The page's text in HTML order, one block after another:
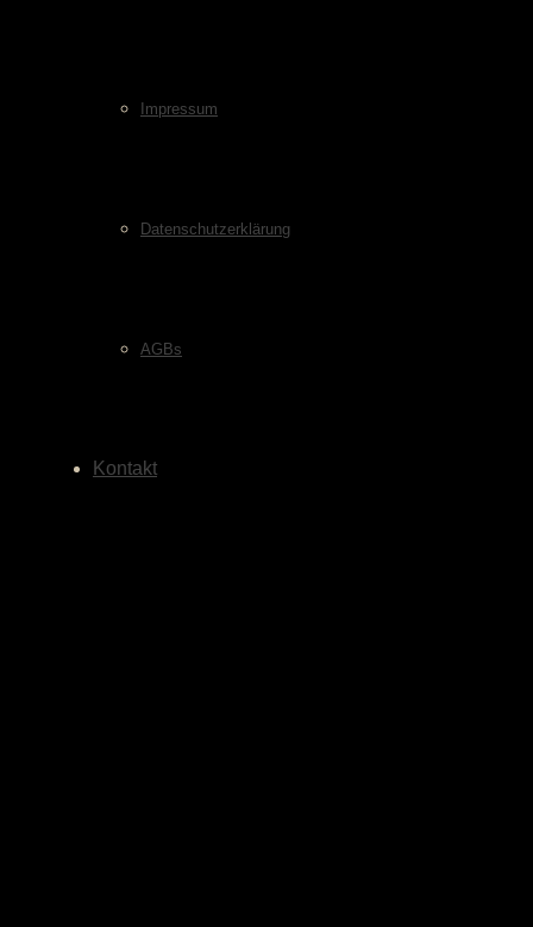
Impressum
Datenschutzerklärung
AGBs
Kontakt